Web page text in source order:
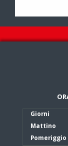
Giorni
Mattino
Pomeriggio